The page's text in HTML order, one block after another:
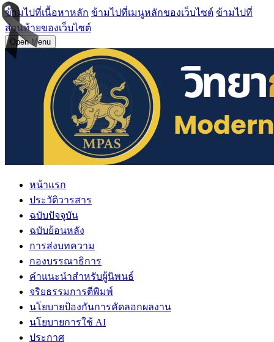
ข้ามไปที่เนื้อหาหลัก ข้ามไปที่เมนูหลักของเว็บไซต์ ข้ามไปที่
ส่วนท้ายของเว็บไซต์
Open Menu
หน้าแรก
ประวัติวารสาร
ฉบับปัจจุบัน
ฉบับย้อนหลัง
การส่งบทความ
กองบรรณาธิการ
คำแนะนำสำหรับผู้นิพนธ์
จริยธรรมการตีพิมพ์
นโยบายป้องกันการคัดลอกผลงาน
นโยบายการใช้ AI
ประกาศ